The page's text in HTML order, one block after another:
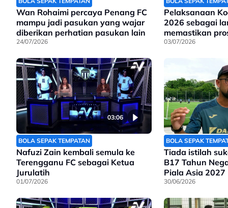
Wan Rohaimi percaya Penang FC
mampu jadi pasukan yang wajar
diberikan perhatian pasukan lain
24/07/2026
Pelaksanaan
2026 sebagai
memastikan
kepimpinan
03/07/2026
03:06
BOLA SEPAK TEMPATAN
Nafuzi Zain kembali semula ke
Terengganu FC sebagai Ketua
Jurulatih
01/07/2026
BOLA SEPAK
Tiada istilah
B17 Tahun
Piala Asia 2027
30/06/2026